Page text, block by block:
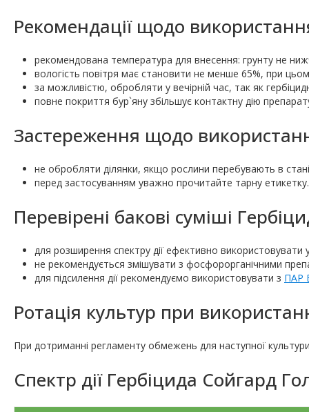
Рекомендації щодо
рекомендована температура для внесення: грунту не
вологість повітря має становити не менше 65%, при
за можливістю, обробляти у вечірній час, так як
повне покриття бур`яну збільшує контактну дію
Застереження щодо
не обробляти ділянки, якщо рослини перебувають в
перед застосуванням уважно прочитайте тарну етикетку.
Перевірені бакові суміші
для розширення спектру дії ефективно використовувати
не рекомендується змішувати з фосфорорганічними
для підсилення дії рекомендуємо використовувати з ПАР
Ротація культур при
При дотриманні регламенту обмежень для наступної
Спектр дії Гербіцида Сойгард